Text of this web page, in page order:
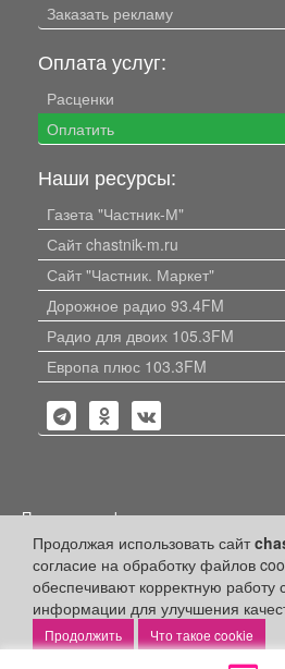
Продолжая использовать сайт
согласие на обработку файлов
обеспечивают корректную работу
информации для улучшения
Что такое cookie
Заказать рекламу
Оплата услуг:
Расценки
Оплатить
Наши ресурсы:
Газета "Частник-М"
Сайт chastnik-m.ru
Сайт "Частник. Маркет"
Дорожное радио 93.4FM
Радио для двоих 105.3FM
Европа плюс 103.3FM
Политика конфиденциальности
Публикации с пометкой «Реклама»,
«Партнёрский проект» оплачены
Редакция сайта не несет
информации, содержащейся в
объявлениях.
ООО